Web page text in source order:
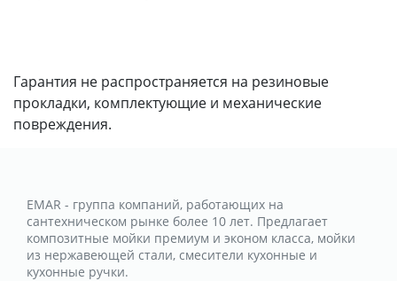
Гарантия не распространяется на резиновые
прокладки, комплектующие и механические
повреждения.
EMAR - группа компаний, работающих на
сантехническом рынке более 10 лет. Предлагает
композитные мойки премиум и эконом класса, мойки
из нержавеющей стали, смесители кухонные и
кухонные ручки.